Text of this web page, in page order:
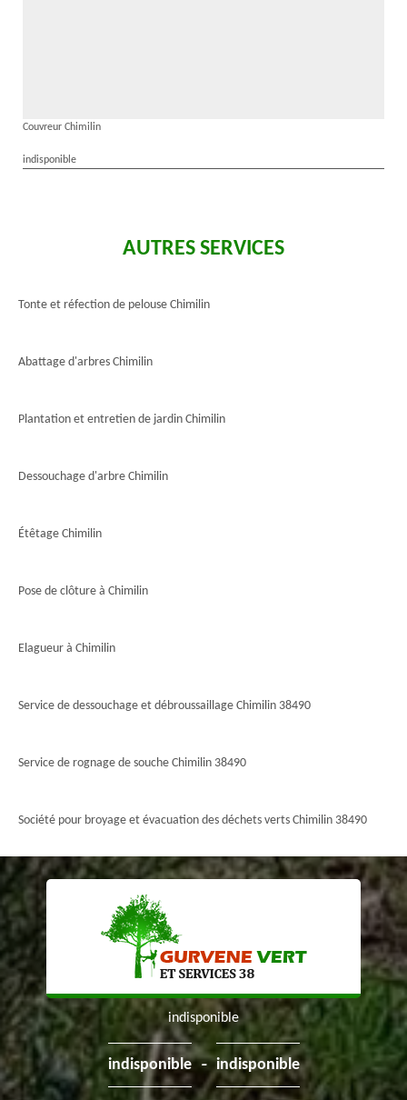
Couvreur Chimilin
indisponible
AUTRES SERVICES
Tonte et réfection de pelouse Chimilin
Abattage d'arbres Chimilin
Plantation et entretien de jardin Chimilin
Dessouchage d'arbre Chimilin
Étêtage Chimilin
Pose de clôture à Chimilin
Elagueur à Chimilin
Service de dessouchage et débroussaillage Chimilin 38490
Service de rognage de souche Chimilin 38490
Société pour broyage et évacuation des déchets verts Chimilin 38490
indisponible
indisponible - indisponible